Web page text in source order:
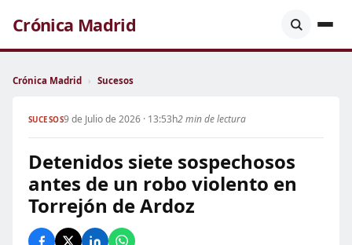
Crónica Madrid
Crónica Madrid › Sucesos
SUCESOS9 de Julio de 2026 · 13:53h2 min de lectura
Detenidos siete sospechosos
antes de un robo violento en
Torrejón de Ardoz